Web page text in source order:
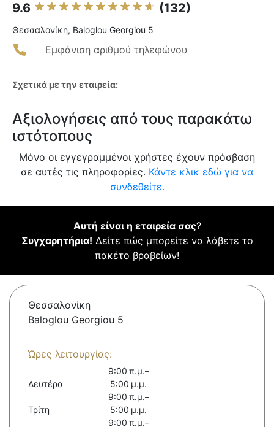
9.6 (132)
Θεσσαλονίκη, Baloglou Georgiou 5
Εμφάνιση αριθμού τηλεφώνου
Σχετικά με την εταιρεία:
Αξιολογήσεις από τους παρακάτω
ιστότοπους
Μόνο οι εγγεγραμμένοι χρήστες έχουν πρόσβαση
σε αυτές τις πληροφορίες. Κάντε κλικ εδώ για να
συνδεθείτε.
Αυτή είναι η εταιρεία σας?
Συγχαρητήρια! Δείτε πώς μπορείτε να λάβετε το
πακέτο βραβείων!
Θεσσαλονίκη
Baloglou Georgiou 5
Ώρες λειτουργίας:
Δευτέρα
9:00 π.μ.–
5:00 μ.μ.
Τρίτη
9:00 π.μ.–
5:00 μ.μ.
9:00 π.μ.–